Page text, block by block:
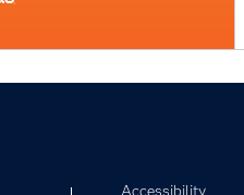
Accessibility